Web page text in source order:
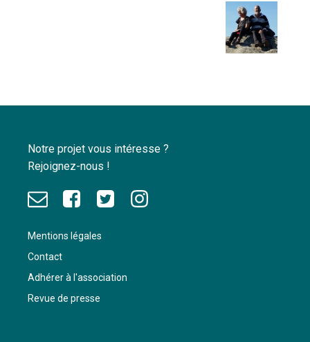
Notre projet vous intéresse ?
Rejoignez-nous !
Mentions légales
Contact
Adhérer à l'association
Revue de presse